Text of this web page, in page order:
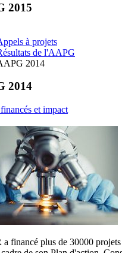
2015
à projets
de l'AAPG
2014
2014
et impact
financé plus de 30000 projets